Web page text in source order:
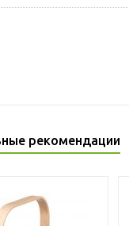
рекомендации